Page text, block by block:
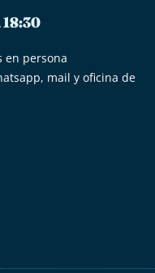
18:30
en persona
mail y oficina de